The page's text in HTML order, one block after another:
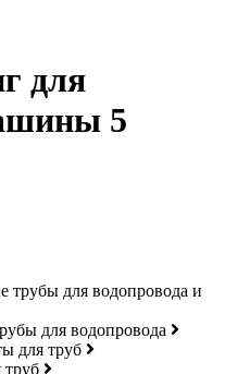
для
5
трубы для водопровода и
для водопровода
для труб
труб